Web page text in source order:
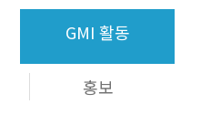
GMI 활동
홍보